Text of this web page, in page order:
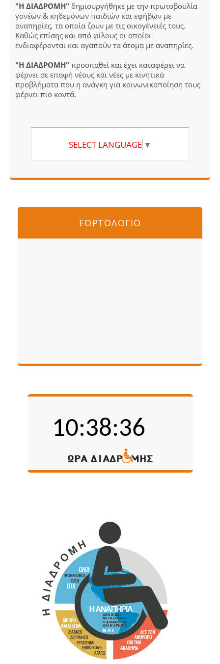
"Η ΔΙΑΔΡΟΜΗ" δημιουργήθηκε με την πρωτοβουλία
γονέων & κηδεμόνων παιδιών και εφήβων με
αναπηρίες, τα οποία ζουν με τις οικογένειές τους.
Καθώς επίσης και από φίλους οι οποίοι
ενδιαφέρονται και αγαπούν τα άτομα με αναπηρίες.
"Η ΔΙΑΔΡΟΜΗ" προσπαθεί και έχει καταφέρει να
φέρνει σε επαφή νέους και νέες με κινητικά
προβλήματα που η ανάγκη για κοινωνικοποίηση τους
φέρνει πιο κοντά.
SELECT LANGUAGE ▼
ΕΟΡΤΟΛΟΓΙΟ